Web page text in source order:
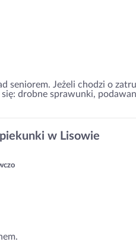
seniorem. Jeżeli chodzi o
drobne sprawunki,
w Lisowie